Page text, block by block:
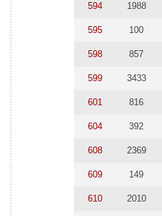
594 1988
595 100
598 857
599 3433
601 816
604 392
608 2369
609 149
610 2010